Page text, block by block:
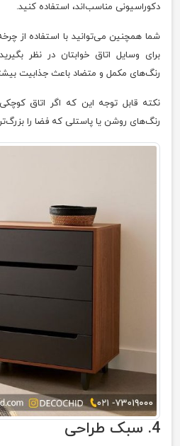
دکوراسیونی مناسب‌اند، استفاده کنید.
شما همچنین می‌توانید با استفاده از
برای وسایل اتاق خوابتان در نظر
رنگ‌های مکمل و متضاد باعث جذابیت
نکته قابل توجه این که اگر اتاق
رنگ‌های روشن یا پاستلی که فضا را
4. سبک طراحی